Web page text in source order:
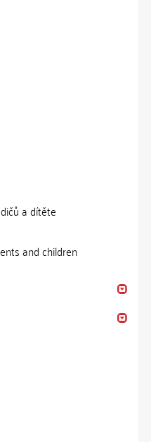
a dítěte
and children